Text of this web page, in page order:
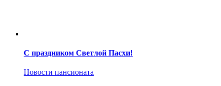
С праздником Светлой Пасхи!
Новости пансионата